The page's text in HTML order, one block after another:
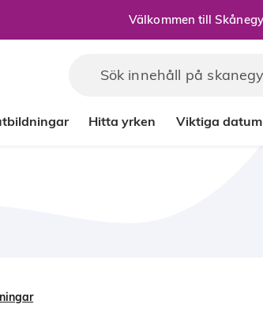
Välkommen till
Hitta yrken Viktiga datum